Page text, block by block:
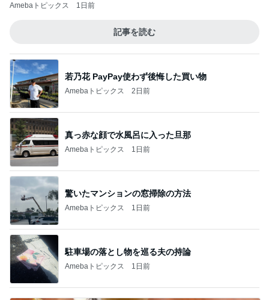
Amebaトピックス 1日前
記事を読む
若乃花 PayPay使わず後悔した買い物
Amebaトピックス 2日前
真っ赤な顔で水風呂に入った旦那
Amebaトピックス 1日前
驚いたマンションの窓掃除の方法
Amebaトピックス 1日前
駐車場の落とし物を巡る夫の持論
Amebaトピックス 1日前